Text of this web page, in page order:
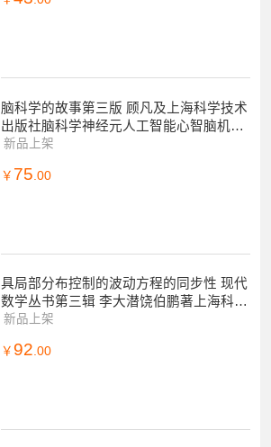
脑科学的故事第三版 顾凡及上海科学技术
出版社脑科学神经元人工智能心智脑机接
口 另有科学的边界关于不可能性的故事
新品上架
￥ 75 .00
具局部分布控制的波动方程的同步性 现代
数学丛书第三辑 李大潜饶伯鹏著上海科学
技术出版社数学微分方程图书
新品上架
￥ 92.00